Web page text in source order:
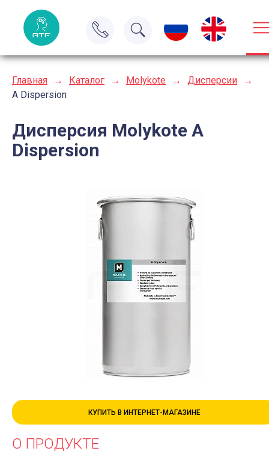
Главная → Каталог → Molykote → Дисперсии
→
A Dispersion
Дисперсия Molykote A
Dispersion
КУПИТЬ В ИНТЕРНЕТ-МАГАЗИНЕ
О ПРОДУКТЕ